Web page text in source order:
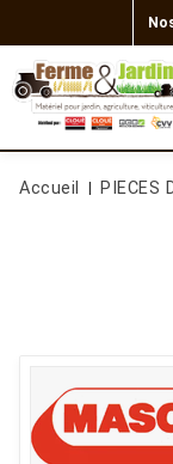
Accueil PIECES